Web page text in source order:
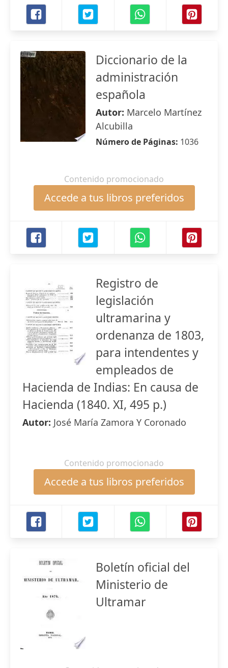
Diccionario de la
administración
española
Autor: Marcelo Martínez
Alcubilla
Número de Páginas: 1036
Contenido promocionado
Accede a tus libros preferidos
Registro de
legislación
ultramarina y
ordenanza de 1803,
para intendentes y
empleados de
Hacienda de Indias: En causa de
Hacienda (1840. XI, 495 p.)
Autor: José María Zamora Y Coronado
Contenido promocionado
Accede a tus libros preferidos
Boletín oficial del
Ministerio de
Ultramar